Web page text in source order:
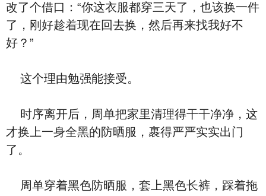
改了个借口：“你这衣服都穿三天了，也该换一件
了，刚好趁着现在回去换，然后再来找我好不
好？”
这个理由勉强能接受。
时序离开后，周单把家里清理得干干净净，这
才换上一身全黑的防晒服，裹得严严实实出门
了。
周单穿着黑色防晒服，套上黑色长裤，踩着拖